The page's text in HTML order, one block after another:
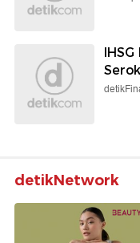
detikNetwork